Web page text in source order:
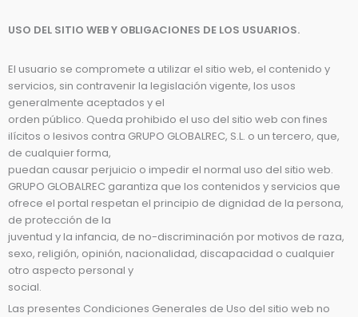
USO DEL SITIO WEB Y OBLIGACIONES DE LOS USUARIOS.
El usuario se compromete a utilizar el sitio web, el contenido y
servicios, sin contravenir la legislación vigente, los usos
generalmente aceptados y el
orden público. Queda prohibido el uso del sitio web con fines
ilícitos o lesivos contra GRUPO GLOBALREC, S.L. o un tercero, que,
de cualquier forma,
puedan causar perjuicio o impedir el normal uso del sitio web.
GRUPO GLOBALREC garantiza que los contenidos y servicios que
ofrece el portal respetan el principio de dignidad de la persona,
de protección de la
juventud y la infancia, de no-discriminación por motivos de raza,
sexo, religión, opinión, nacionalidad, discapacidad o cualquier
otro aspecto personal y
social.
Las presentes Condiciones Generales de Uso del sitio web no